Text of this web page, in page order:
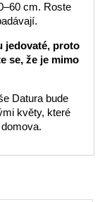
cm. Roste
jedovaté, proto
se, že je mimo
Datura bude
květy, které